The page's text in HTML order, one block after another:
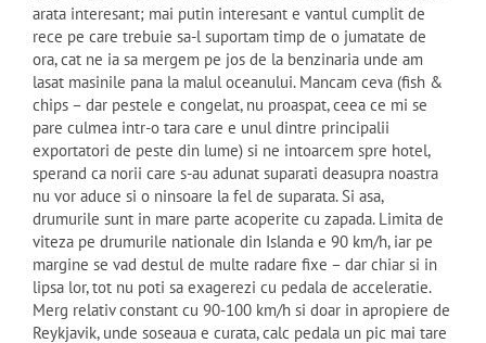
arata interesant; mai putin interesant e vantul cumplit de
rece pe care trebuie sa-l suportam timp de o jumatate de
ora, cat ne ia sa mergem pe jos de la benzinaria unde am
lasat masinile pana la malul oceanului. Mancam ceva (fish &
chips – dar pestele e congelat, nu proaspat, ceea ce mi se
pare culmea intr-o tara care e unul dintre principalii
exportatori de peste din lume) si ne intoarcem spre hotel,
sperand ca norii care s-au adunat suparati deasupra noastra
nu vor aduce si o ninsoare la fel de suparata. Si asa,
drumurile sunt in mare parte acoperite cu zapada. Limita de
viteza pe drumurile nationale din Islanda e 90 km/h, iar pe
margine se vad destul de multe radare fixe – dar chiar si in
lipsa lor, tot nu poti sa exagerezi cu pedala de acceleratie.
Merg relativ constant cu 90-100 km/h si doar in apropiere de
Reykjavik, unde soseaua e curata, calc pedala un pic mai tare